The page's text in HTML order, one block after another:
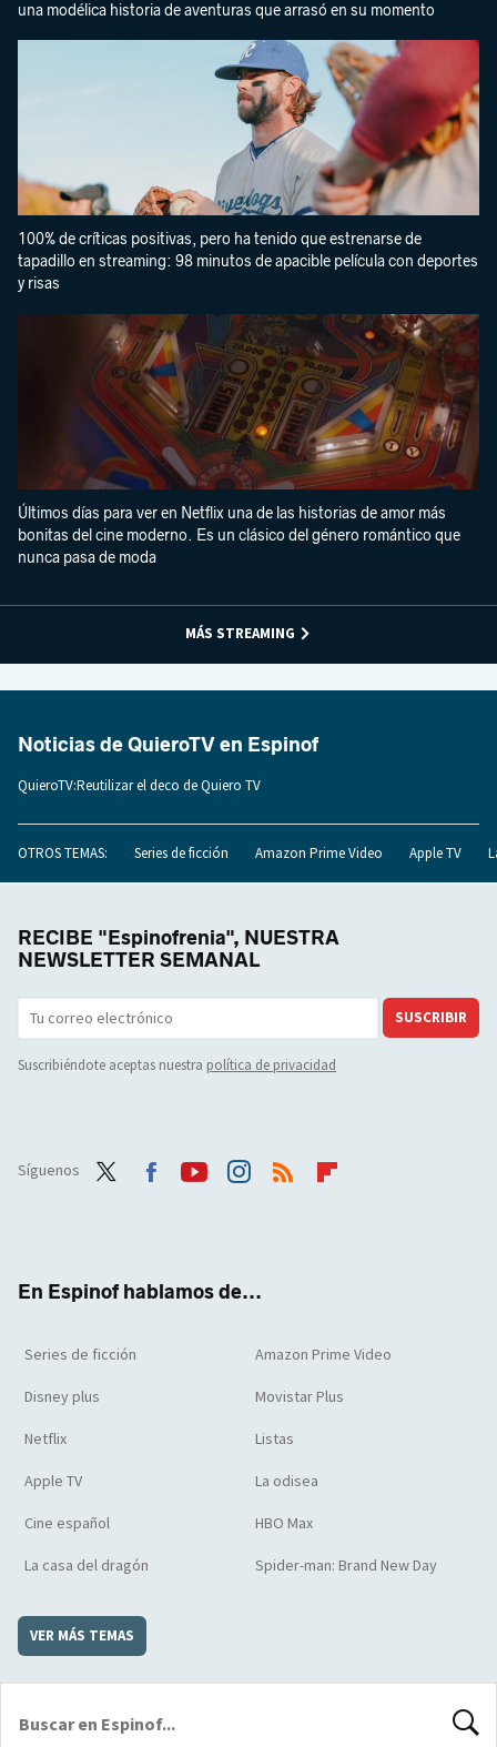
una modélica historia de aventuras que arrasó en su momento
100% de críticas positivas, pero ha tenido que estrenarse de
tapadillo en streaming: 98 minutos de apacible película con deportes
y risas
Últimos días para ver en Netflix una de las historias de amor más
bonitas del cine moderno. Es un clásico del género romántico que
nunca pasa de moda
MÁS STREAMING
Noticias de QuieroTV en Espinof
QuieroTV:Reutilizar el deco de Quiero TV
OTROS TEMAS: Series de ficción Amazon Prime Video Apple TV
RECIBE "Espinofrenia", NUESTRA
NEWSLETTER SEMANAL
SUSCRIBIR
Suscribiéndote aceptas nuestra política de privacidad
Síguenos
En Espinof hablamos de...
Series de ficción Amazon Prime Video
Disney plus Movistar Plus
Netflix Listas
Apple TV La odisea
Cine español HBO Max
La casa del dragón Spider-man: Brand New Day
VER MÁS TEMAS